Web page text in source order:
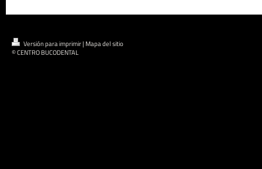
Versión para imprimir| Mapa del sitio
© CENTRO BUCODENTAL